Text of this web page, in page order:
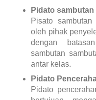
Pidato sambutan
Pisato
oleh pihak
dengan
sambutan
antar kelas.
Pidato
Pidato